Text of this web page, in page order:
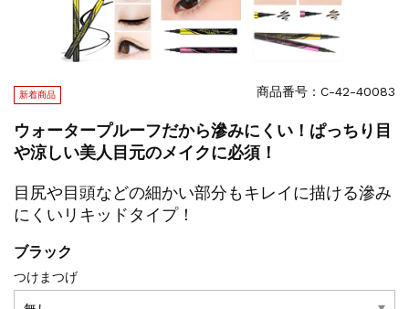
新着商品 商品番号：C-42-40083
ウォータープルーフだから滲みにくい！ぱっちり目
や涼しい美人目元のメイクに必須！
目尻や目頭などの細かい部分もキレイに描ける滲み
にくいリキッドタイプ！
ブラック
つけまつげ